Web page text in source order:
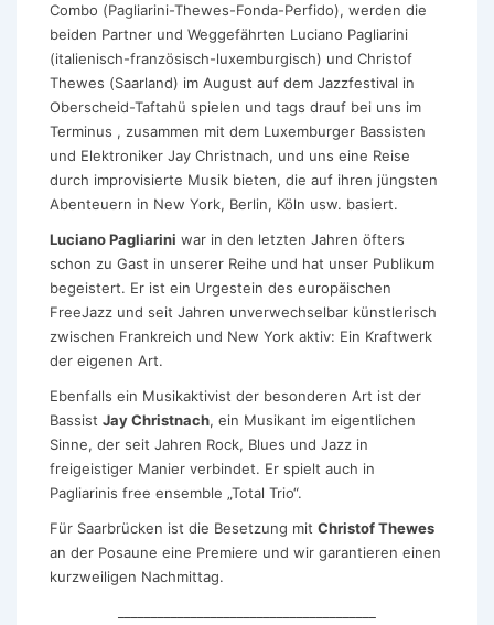
Combo (Pagliarini-Thewes-Fonda-Perfido), werden die
beiden Partner und Weggefährten Luciano Pagliarini
(italienisch-französisch-luxemburgisch) und Christof
Thewes (Saarland) im August auf dem Jazzfestival in
Oberscheid-Taftahü spielen und tags drauf bei uns im
Terminus , zusammen mit dem Luxemburger Bassisten
und Elektroniker Jay Christnach, und uns eine Reise
durch improvisierte Musik bieten, die auf ihren jüngsten
Abenteuern in New York, Berlin, Köln usw. basiert.
Luciano Pagliarini war in den letzten Jahren öfters
schon zu Gast in unserer Reihe und hat unser Publikum
begeistert. Er ist ein Urgestein des europäischen
FreeJazz und seit Jahren unverwechselbar künstlerisch
zwischen Frankreich und New York aktiv: Ein Kraftwerk
der eigenen Art.
Ebenfalls ein Musikaktivist der besonderen Art ist der
Bassist Jay Christnach, ein Musikant im eigentlichen
Sinne, der seit Jahren Rock, Blues und Jazz in
freigeistiger Manier verbindet. Er spielt auch in
Pagliarinis free ensemble „Total Trio“.
Für Saarbrücken ist die Besetzung mit Christof Thewes
an der Posaune eine Premiere und wir garantieren einen
kurzweiligen Nachmittag.